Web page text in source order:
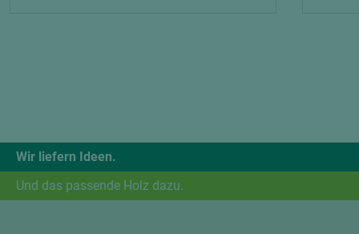
Wir liefern Ideen.
Und das passende Holz dazu.